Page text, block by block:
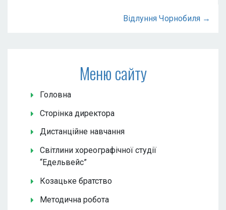
Відлуння Чорнобиля →
Меню сайту
Головна
Сторінка директора
Дистанційне навчання
Світлини хореографічної студії
“Едельвейс”
Козацьке братство
Методична робота